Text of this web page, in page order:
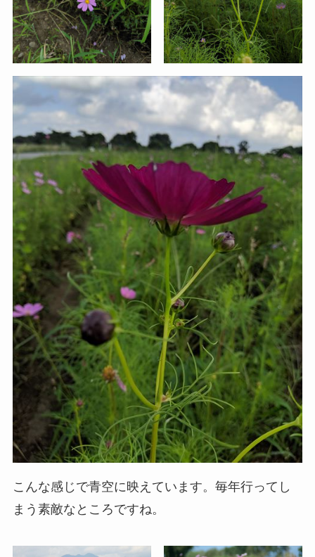
こんな感じで青空に映えています。毎年行ってし
まう素敵なところですね。